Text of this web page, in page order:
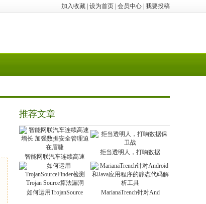
加入收藏 设为首页 会员中心 我要投稿
推荐文章
智能网联汽车连续高速
拒当透明人，打响数据
如何运用TrojanSource MarianaTrench针对And